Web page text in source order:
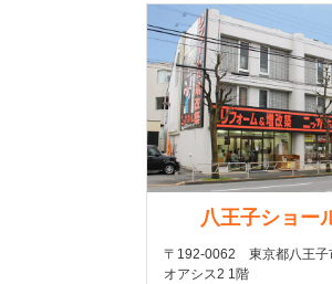
八王子ショー
〒192-0062 東京都八王子
オアシス2 1階